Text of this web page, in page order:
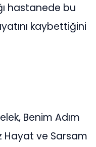
hastanede bu
kaybettiğini
Benim Adım
Hayat ve Sarsam